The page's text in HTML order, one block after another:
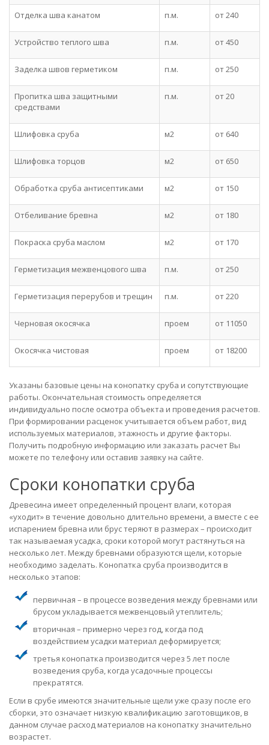
Отделка шва канатом п.м. от 240
Устройство теплого шва п.м. от 450
Заделка швов герметиком п.м. от 250
Пропитка шва защитными
средствами
п.м. от 20
Шлифовка сруба м2 от 640
Шлифовка торцов м2 от 650
Обработка сруба антисептиками м2 от 150
Отбеливание бревна м2 от 180
Покраска сруба маслом м2 от 170
Герметизация межвенцового шва п.м. от 250
Герметизация перерубов и трещин п.м. от 220
Черновая окосячка проем от 11050
Окосячка чистовая проем от 18200
Указаны базовые цены на конопатку сруба и сопутствующие
работы. Окончательная стоимость определяется
индивидуально после осмотра объекта и проведения расчетов.
При формировании расценок учитывается объем работ, вид
используемых материалов, этажность и другие факторы.
Получить подробную информацию или заказать расчет Вы
можете по телефону или оставив заявку на сайте.
Сроки конопатки сруба
Древесина имеет определенный процент влаги, которая
«уходит» в течение довольно длительно времени, а вместе с ее
испарением бревна или брус теряют в размерах – происходит
так называемая усадка, сроки которой могут растянуться на
несколько лет. Между бревнами образуются щели, которые
необходимо заделать. Конопатка сруба производится в
несколько этапов:
первичная – в процессе возведения между бревнами или
брусом укладывается межвенцовый утеплитель;
вторичная – примерно через год, когда под
воздействием усадки материал деформируется;
третья конопатка производится через 5 лет после
возведения сруба, когда усадочные процессы
прекратятся.
Если в срубе имеются значительные щели уже сразу после его
сборки, это означает низкую квалификацию заготовщиков, в
данном случае расход материалов на конопатку значительно
возрастет.